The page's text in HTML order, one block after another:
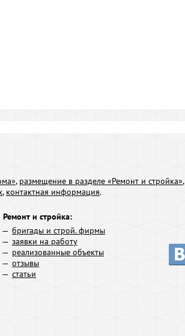
, размещение в разделе «Ремонт и стройка»,
, контактная информация.
Ремонт и стройка:
бригады и строй. фирмы
заявки на работу
реализованные объекты
отзывы
статьи